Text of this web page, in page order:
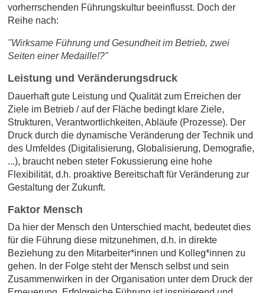
vorherrschenden Führungskultur beeinflusst. Doch der
Reihe nach:
"Wirksame Führung und Gesundheit im Betrieb, zwei
Seiten einer Medaille!?"
Leistung und Veränderungsdruck
Dauerhaft gute Leistung und Qualität zum Erreichen der
Ziele im Betrieb / auf der Fläche bedingt klare Ziele,
Strukturen, Verantwortlichkeiten, Abläufe (Prozesse). Der
Druck durch die dynamische Veränderung der Technik und
des Umfeldes (Digitalisierung, Globalisierung, Demografie,
...), braucht neben steter Fokussierung eine hohe
Flexibilität, d.h. proaktive Bereitschaft für Veränderung zur
Gestaltung der Zukunft.
Faktor Mensch
Da hier der Mensch den Unterschied macht, bedeutet dies
für die Führung diese mitzunehmen, d.h. in direkte
Beziehung zu den Mitarbeiter*innen und Kolleg*innen zu
gehen. In der Folge steht der Mensch selbst und sein
Zusammenwirken in der Organisation unter dem Druck der